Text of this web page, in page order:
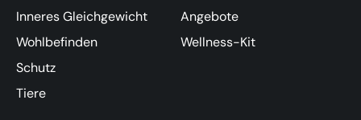
Inneres Gleichgewicht
Wohlbefinden
Schutz
Tiere
Angebote
Wellness-Kit